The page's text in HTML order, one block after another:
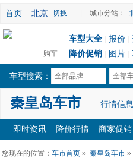
首页 北京 切换 城市分站：
购车
车型大全 报价
降价促销
图片
车型搜索： 全部品牌 全部
秦皇岛车市 行情信息
即时资讯 降价行情 商家促销
您现在的位置： 车市首页 » 秦皇岛车市 »